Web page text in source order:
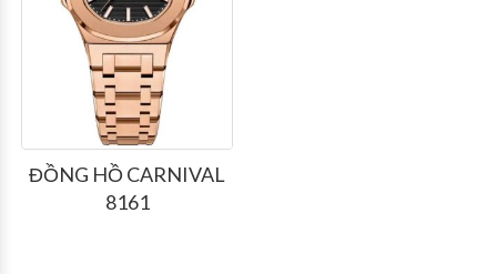
ĐỒNG HỒ CARNIVAL
8161